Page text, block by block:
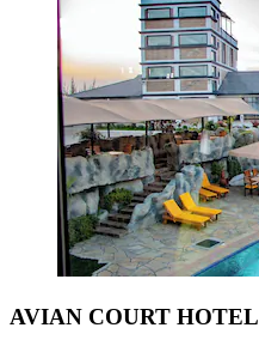
AVIAN COURT HOTEL